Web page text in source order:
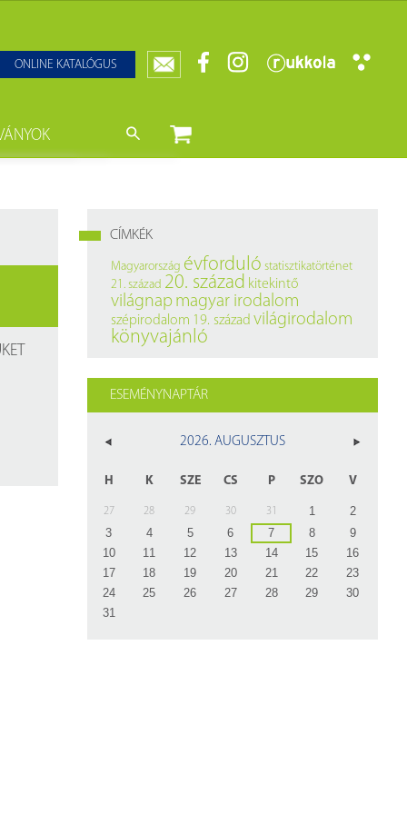
ONLINE KATALÓGUS
CÍMKÉK
Magyarország évforduló statisztikatörténet
21. század 20. század kitekintő
világnap magyar irodalom
szépirodalom 19. század világirodalom
könyvajánló
ESEMÉNYNAPTÁR
2026. AUGUSZTUS
H K SZE CS P SZO V
27 28 29 30 31 1
2
3
4 5 6 7 8
9
10
11 12 13 14 15
16
17
18 19 20 21 22
23
24
25 26 27 28 29
30
31